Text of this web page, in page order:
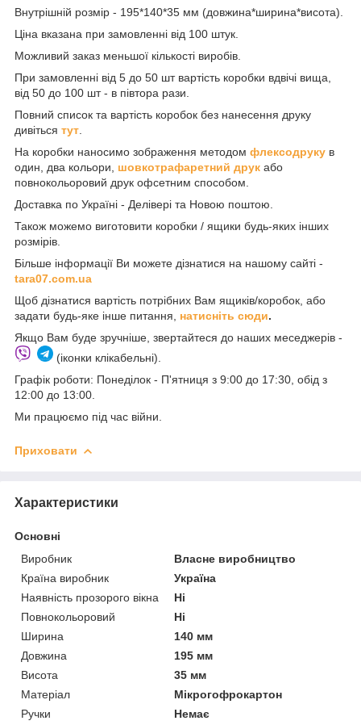
Внутрішній розмір - 195*140*35 мм (довжина*ширина*висота).
Ціна вказана при замовленні від 100 штук.
Можливий заказ меньшої кількості виробів.
При замовленні від 5 до 50 шт вартість коробки вдвічі вища,
від 50 до 100 шт - в півтора рази.
Повний список та вартість коробок без нанесення друку
дивіться тут
На коробки наносимо зображення методом флексодруку в
один, два кольори, шовкотрафаретний друк або
повнокольоровий друк офсетним способом.
Доставка по Україні - Делівері та Новою поштою.
Також можемо виготовити коробки / ящики будь-яких інших
розмірів.
Більше інформації Ви можете дізнатися на нашому сайті -
tara07.com.ua
Щоб дізнатися вартість потрібних Вам ящиків/коробок, або
задати будь-яке інше питання, натисніть сюди.
Якщо Вам буде зручніше, звертайтеся до наших меседжерів -
(іконки клікабельні).
Графік роботи: Понеділок - П'ятниця з 9:00 до 17:30, обід з
12:00 до 13:00.
Ми працюємо під час війни.
Приховати
Характеристики
Основні
Виробник
Власне виробництво
Країна виробник
Україна
Наявність прозорого вікна
Ні
Повнокольоровий
Ні
Ширина
140 мм
Довжина
195 мм
Висота
35 мм
Матеріал
Мікрогофрокартон
Ручки
Немає